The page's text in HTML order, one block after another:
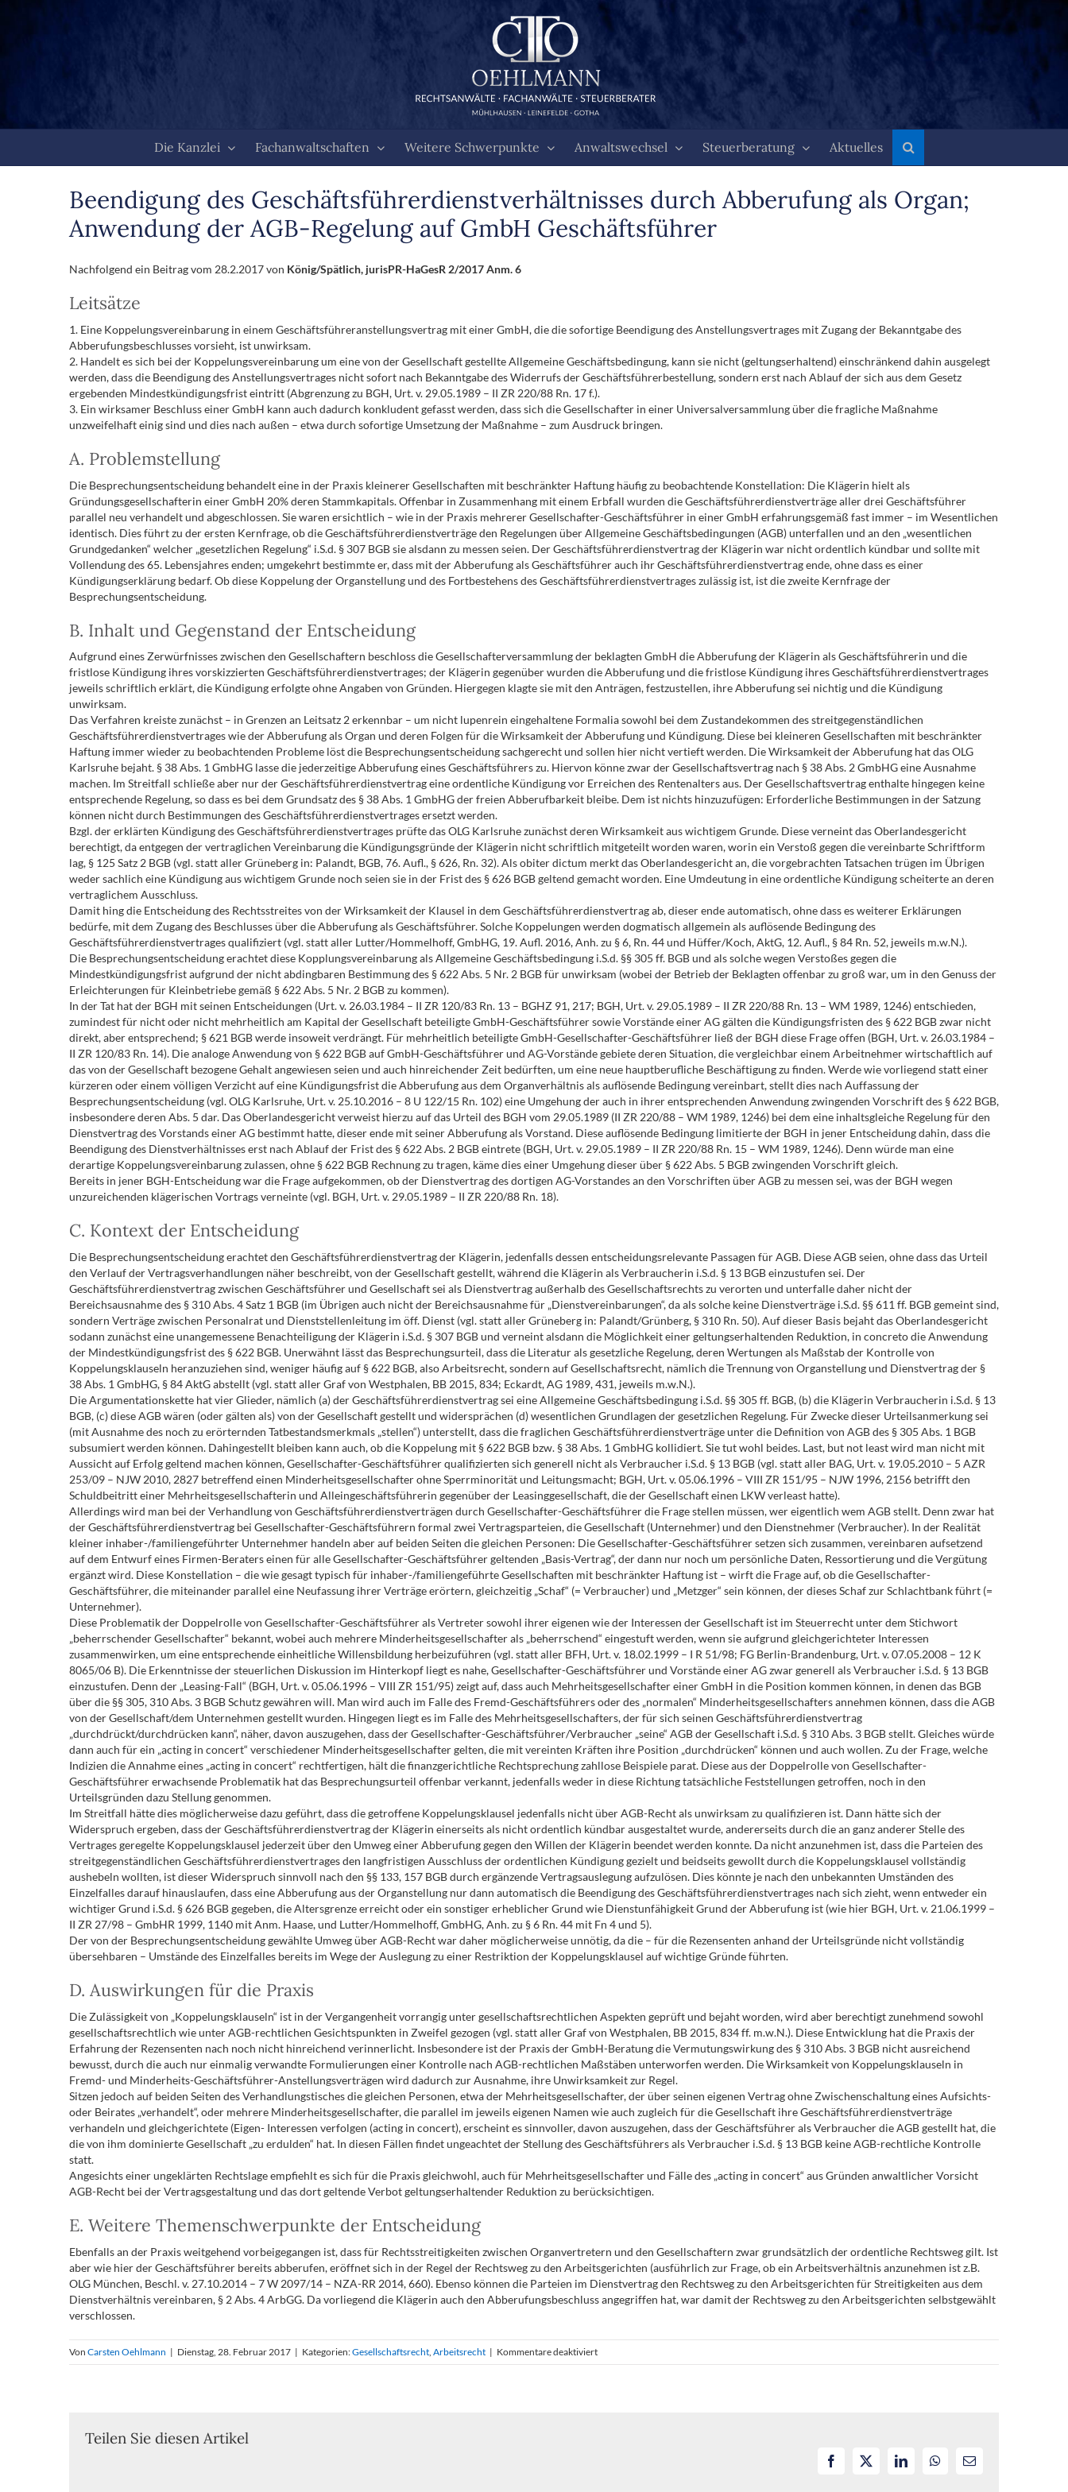
Die Kanzlei Fachanwaltschaften Weitere Schwerpunkte Anwaltswechsel Steuerberatung Aktuelles
Beendigung des Geschäftsführerdienstverhältnisses durch Abberufung als Organ;
Anwendung der AGB-Regelung auf GmbH Geschäftsführer
Nachfolgend ein Beitrag vom 28.2.2017 von König/Spätlich, jurisPR-HaGesR 2/2017 Anm. 6
Leitsätze
1. Eine Koppelungsvereinbarung in einem Geschäftsführeranstellungsvertrag mit einer GmbH, die die sofortige Beendigung des Anstellungsvertrages mit Zugang der Bekanntgabe des
Abberufungsbeschlusses vorsieht, ist unwirksam.
2. Handelt es sich bei der Koppelungsvereinbarung um eine von der Gesellschaft gestellte Allgemeine Geschäftsbedingung, kann sie nicht (geltungserhaltend) einschränkend dahin ausgelegt
werden, dass die Beendigung des Anstellungsvertrages nicht sofort nach Bekanntgabe des Widerrufs der Geschäftsführerbestellung, sondern erst nach Ablauf der sich aus dem Gesetz
ergebenden Mindestkündigungsfrist eintritt (Abgrenzung zu BGH, Urt. v. 29.05.1989 – II ZR 220/88 Rn. 17 f.).
3. Ein wirksamer Beschluss einer GmbH kann auch dadurch konkludent gefasst werden, dass sich die Gesellschafter in einer Universalversammlung über die fragliche Maßnahme
unzweifelhaft einig sind und dies nach außen – etwa durch sofortige Umsetzung der Maßnahme – zum Ausdruck bringen.
A. Problemstellung
Die Besprechungsentscheidung behandelt eine in der Praxis kleinerer Gesellschaften mit beschränkter Haftung häufig zu beobachtende Konstellation: Die Klägerin hielt als
Gründungsgesellschafterin einer GmbH 20% deren Stammkapitals. Offenbar in Zusammenhang mit einem Erbfall wurden die Geschäftsführerdienstverträge aller drei Geschäftsführer
parallel neu verhandelt und abgeschlossen. Sie waren ersichtlich – wie in der Praxis mehrerer Gesellschafter-Geschäftsführer in einer GmbH erfahrungsgemäß fast immer – im Wesentlichen
identisch. Dies führt zu der ersten Kernfrage, ob die Geschäftsführerdienstverträge den Regelungen über Allgemeine Geschäftsbedingungen (AGB) unterfallen und an den „wesentlichen
Grundgedanken“ welcher „gesetzlichen Regelung“ i.S.d. § 307 BGB sie alsdann zu messen seien. Der Geschäftsführerdienstvertrag der Klägerin war nicht ordentlich kündbar und sollte mit
Vollendung des 65. Lebensjahres enden; umgekehrt bestimmte er, dass mit der Abberufung als Geschäftsführer auch ihr Geschäftsführerdienstvertrag ende, ohne dass es einer
Kündigungserklärung bedarf. Ob diese Koppelung der Organstellung und des Fortbestehens des Geschäftsführerdienstvertrages zulässig ist, ist die zweite Kernfrage der
Besprechungsentscheidung.
B. Inhalt und Gegenstand der Entscheidung
Aufgrund eines Zerwürfnisses zwischen den Gesellschaftern beschloss die Gesellschafterversammlung der beklagten GmbH die Abberufung der Klägerin als Geschäftsführerin und die
fristlose Kündigung ihres vorskizzierten Geschäftsführerdienstvertrages; der Klägerin gegenüber wurden die Abberufung und die fristlose Kündigung ihres Geschäftsführerdienstvertrages
jeweils schriftlich erklärt, die Kündigung erfolgte ohne Angaben von Gründen. Hiergegen klagte sie mit den Anträgen, festzustellen, ihre Abberufung sei nichtig und die Kündigung
unwirksam.
Das Verfahren kreiste zunächst – in Grenzen an Leitsatz 2 erkennbar – um nicht lupenrein eingehaltene Formalia sowohl bei dem Zustandekommen des streitgegenständlichen
Geschäftsführerdienstvertrages wie der Abberufung als Organ und deren Folgen für die Wirksamkeit der Abberufung und Kündigung. Diese bei kleineren Gesellschaften mit beschränkter
Haftung immer wieder zu beobachtenden Probleme löst die Besprechungsentscheidung sachgerecht und sollen hier nicht vertieft werden. Die Wirksamkeit der Abberufung hat das OLG
Karlsruhe bejaht. § 38 Abs. 1 GmbHG lasse die jederzeitige Abberufung eines Geschäftsführers zu. Hiervon könne zwar der Gesellschaftsvertrag nach § 38 Abs. 2 GmbHG eine Ausnahme
machen. Im Streitfall schließe aber nur der Geschäftsführerdienstvertrag eine ordentliche Kündigung vor Erreichen des Rentenalters aus. Der Gesellschaftsvertrag enthalte hingegen keine
entsprechende Regelung, so dass es bei dem Grundsatz des § 38 Abs. 1 GmbHG der freien Abberufbarkeit bleibe. Dem ist nichts hinzuzufügen: Erforderliche Bestimmungen in der Satzung
können nicht durch Bestimmungen des Geschäftsführerdienstvertrages ersetzt werden.
Bzgl. der erklärten Kündigung des Geschäftsführerdienstvertrages prüfte das OLG Karlsruhe zunächst deren Wirksamkeit aus wichtigem Grunde. Diese verneint das Oberlandesgericht
berechtigt, da entgegen der vertraglichen Vereinbarung die Kündigungsgründe der Klägerin nicht schriftlich mitgeteilt worden waren, worin ein Verstoß gegen die vereinbarte Schriftform
lag, § 125 Satz 2 BGB (vgl. statt aller Grüneberg in: Palandt, BGB, 76. Aufl., § 626, Rn. 32). Als obiter dictum merkt das Oberlandesgericht an, die vorgebrachten Tatsachen trügen im Übrigen
weder sachlich eine Kündigung aus wichtigem Grunde noch seien sie in der Frist des § 626 BGB geltend gemacht worden. Eine Umdeutung in eine ordentliche Kündigung scheiterte an deren
vertraglichem Ausschluss.
Damit hing die Entscheidung des Rechtsstreites von der Wirksamkeit der Klausel in dem Geschäftsführerdienstvertrag ab, dieser ende automatisch, ohne dass es weiterer Erklärungen
bedürfe, mit dem Zugang des Beschlusses über die Abberufung als Geschäftsführer. Solche Koppelungen werden dogmatisch allgemein als auflösende Bedingung des
Geschäftsführerdienstvertrages qualifiziert (vgl. statt aller Lutter/Hommelhoff, GmbHG, 19. Aufl. 2016, Anh. zu § 6, Rn. 44 und Hüffer/Koch, AktG, 12. Aufl., § 84 Rn. 52, jeweils m.w.N.).
Die Besprechungsentscheidung erachtet diese Kopplungsvereinbarung als Allgemeine Geschäftsbedingung i.S.d. §§ 305 ff. BGB und als solche wegen Verstoßes gegen die
Mindestkündigungsfrist aufgrund der nicht abdingbaren Bestimmung des § 622 Abs. 5 Nr. 2 BGB für unwirksam (wobei der Betrieb der Beklagten offenbar zu groß war, um in den Genuss der
Erleichterungen für Kleinbetriebe gemäß § 622 Abs. 5 Nr. 2 BGB zu kommen).
In der Tat hat der BGH mit seinen Entscheidungen (Urt. v. 26.03.1984 – II ZR 120/83 Rn. 13 – BGHZ 91, 217; BGH, Urt. v. 29.05.1989 – II ZR 220/88 Rn. 13 – WM 1989, 1246) entschieden,
zumindest für nicht oder nicht mehrheitlich am Kapital der Gesellschaft beteiligte GmbH-Geschäftsführer sowie Vorstände einer AG gälten die Kündigungsfristen des § 622 BGB zwar nicht
direkt, aber entsprechend; § 621 BGB werde insoweit verdrängt. Für mehrheitlich beteiligte GmbH-Gesellschafter-Geschäftsführer ließ der BGH diese Frage offen (BGH, Urt. v. 26.03.1984 –
II ZR 120/83 Rn. 14). Die analoge Anwendung von § 622 BGB auf GmbH-Geschäftsführer und AG-Vorstände gebiete deren Situation, die vergleichbar einem Arbeitnehmer wirtschaftlich auf
das von der Gesellschaft bezogene Gehalt angewiesen seien und auch hinreichender Zeit bedürften, um eine neue hauptberufliche Beschäftigung zu finden. Werde wie vorliegend statt einer
kürzeren oder einem völligen Verzicht auf eine Kündigungsfrist die Abberufung aus dem Organverhältnis als auflösende Bedingung vereinbart, stellt dies nach Auffassung der
Besprechungsentscheidung (vgl. OLG Karlsruhe, Urt. v. 25.10.2016 – 8 U 122/15 Rn. 102) eine Umgehung der auch in ihrer entsprechenden Anwendung zwingenden Vorschrift des § 622 BGB,
insbesondere deren Abs. 5 dar. Das Oberlandesgericht verweist hierzu auf das Urteil des BGH vom 29.05.1989 (II ZR 220/88 – WM 1989, 1246) bei dem eine inhaltsgleiche Regelung für den
Dienstvertrag des Vorstands einer AG bestimmt hatte, dieser ende mit seiner Abberufung als Vorstand. Diese auflösende Bedingung limitierte der BGH in jener Entscheidung dahin, dass die
Beendigung des Dienstverhältnisses erst nach Ablauf der Frist des § 622 Abs. 2 BGB eintrete (BGH, Urt. v. 29.05.1989 – II ZR 220/88 Rn. 15 – WM 1989, 1246). Denn würde man eine
derartige Koppelungsvereinbarung zulassen, ohne § 622 BGB Rechnung zu tragen, käme dies einer Umgehung dieser über § 622 Abs. 5 BGB zwingenden Vorschrift gleich.
Bereits in jener BGH-Entscheidung war die Frage aufgekommen, ob der Dienstvertrag des dortigen AG-Vorstandes an den Vorschriften über AGB zu messen sei, was der BGH wegen
unzureichenden klägerischen Vortrags verneinte (vgl. BGH, Urt. v. 29.05.1989 – II ZR 220/88 Rn. 18).
C. Kontext der Entscheidung
Die Besprechungsentscheidung erachtet den Geschäftsführerdienstvertrag der Klägerin, jedenfalls dessen entscheidungsrelevante Passagen für AGB. Diese AGB seien, ohne dass das Urteil
den Verlauf der Vertragsverhandlungen näher beschreibt, von der Gesellschaft gestellt, während die Klägerin als Verbraucherin i.S.d. § 13 BGB einzustufen sei. Der
Geschäftsführerdienstvertrag zwischen Geschäftsführer und Gesellschaft sei als Dienstvertrag außerhalb des Gesellschaftsrechts zu verorten und unterfalle daher nicht der
Bereichsausnahme des § 310 Abs. 4 Satz 1 BGB (im Übrigen auch nicht der Bereichsausnahme für „Dienstvereinbarungen“, da als solche keine Dienstverträge i.S.d. §§ 611 ff. BGB gemeint sind,
sondern Verträge zwischen Personalrat und Dienststellenleitung im öff. Dienst (vgl. statt aller Grüneberg in: Palandt/Grünberg, § 310 Rn. 50). Auf dieser Basis bejaht das Oberlandesgericht
sodann zunächst eine unangemessene Benachteiligung der Klägerin i.S.d. § 307 BGB und verneint alsdann die Möglichkeit einer geltungserhaltenden Reduktion, in concreto die Anwendung
der Mindestkündigungsfrist des § 622 BGB. Unerwähnt lässt das Besprechungsurteil, dass die Literatur als gesetzliche Regelung, deren Wertungen als Maßstab der Kontrolle von
Koppelungsklauseln heranzuziehen sind, weniger häufig auf § 622 BGB, also Arbeitsrecht, sondern auf Gesellschaftsrecht, nämlich die Trennung von Organstellung und Dienstvertrag der §
38 Abs. 1 GmbHG, § 84 AktG abstellt (vgl. statt aller Graf von Westphalen, BB 2015, 834; Eckardt, AG 1989, 431, jeweils m.w.N.).
Die Argumentationskette hat vier Glieder, nämlich (a) der Geschäftsführerdienstvertrag sei eine Allgemeine Geschäftsbedingung i.S.d. §§ 305 ff. BGB, (b) die Klägerin Verbraucherin i.S.d. § 13
BGB, (c) diese AGB wären (oder gälten als) von der Gesellschaft gestellt und widersprächen (d) wesentlichen Grundlagen der gesetzlichen Regelung. Für Zwecke dieser Urteilsanmerkung sei
(mit Ausnahme des noch zu erörternden Tatbestandsmerkmals „stellen“) unterstellt, dass die fraglichen Geschäftsführerdienstverträge unter die Definition von AGB des § 305 Abs. 1 BGB
subsumiert werden können. Dahingestellt bleiben kann auch, ob die Koppelung mit § 622 BGB bzw. § 38 Abs. 1 GmbHG kollidiert. Sie tut wohl beides. Last, but not least wird man nicht mit
Aussicht auf Erfolg geltend machen können, Gesellschafter-Geschäftsführer qualifizierten sich generell nicht als Verbraucher i.S.d. § 13 BGB (vgl. statt aller BAG, Urt. v. 19.05.2010 – 5 AZR
253/09 – NJW 2010, 2827 betreffend einen Minderheitsgesellschafter ohne Sperrminorität und Leitungsmacht; BGH, Urt. v. 05.06.1996 – VIII ZR 151/95 – NJW 1996, 2156 betrifft den
Schuldbeitritt einer Mehrheitsgesellschafterin und Alleingeschäftsführerin gegenüber der Leasinggesellschaft, die der Gesellschaft einen LKW verleast hatte).
Allerdings wird man bei der Verhandlung von Geschäftsführerdienstverträgen durch Gesellschafter-Geschäftsführer die Frage stellen müssen, wer eigentlich wem AGB stellt. Denn zwar hat
der Geschäftsführerdienstvertrag bei Gesellschafter-Geschäftsführern formal zwei Vertragsparteien, die Gesellschaft (Unternehmer) und den Dienstnehmer (Verbraucher). In der Realität
kleiner inhaber-/familiengeführter Unternehmer handeln aber auf beiden Seiten die gleichen Personen: Die Gesellschafter-Geschäftsführer setzen sich zusammen, vereinbaren aufsetzend
auf dem Entwurf eines Firmen-Beraters einen für alle Gesellschafter-Geschäftsführer geltenden „Basis-Vertrag“, der dann nur noch um persönliche Daten, Ressortierung und die Vergütung
ergänzt wird. Diese Konstellation – die wie gesagt typisch für inhaber-/familiengeführte Gesellschaften mit beschränkter Haftung ist – wirft die Frage auf, ob die Gesellschafter-
Geschäftsführer, die miteinander parallel eine Neufassung ihrer Verträge erörtern, gleichzeitig „Schaf“ (= Verbraucher) und „Metzger“ sein können, der dieses Schaf zur Schlachtbank führt (=
Unternehmer).
Diese Problematik der Doppelrolle von Gesellschafter-Geschäftsführer als Vertreter sowohl ihrer eigenen wie der Interessen der Gesellschaft ist im Steuerrecht unter dem Stichwort
„beherrschender Gesellschafter“ bekannt, wobei auch mehrere Minderheitsgesellschafter als „beherrschend“ eingestuft werden, wenn sie aufgrund gleichgerichteter Interessen
zusammenwirken, um eine entsprechende einheitliche Willensbildung herbeizuführen (vgl. statt aller BFH, Urt. v. 18.02.1999 – I R 51/98; FG Berlin-Brandenburg, Urt. v. 07.05.2008 – 12 K
8065/06 B). Die Erkenntnisse der steuerlichen Diskussion im Hinterkopf liegt es nahe, Gesellschafter-Geschäftsführer und Vorstände einer AG zwar generell als Verbraucher i.S.d. § 13 BGB
einzustufen. Denn der „Leasing-Fall“ (BGH, Urt. v. 05.06.1996 – VIII ZR 151/95) zeigt auf, dass auch Mehrheitsgesellschafter einer GmbH in die Position kommen können, in denen das BGB
über die §§ 305, 310 Abs. 3 BGB Schutz gewähren will. Man wird auch im Falle des Fremd-Geschäftsführers oder des „normalen“ Minderheitsgesellschafters annehmen können, dass die AGB
von der Gesellschaft/dem Unternehmen gestellt wurden. Hingegen liegt es im Falle des Mehrheitsgesellschafters, der für sich seinen Geschäftsführerdienstvertrag
„durchdrückt/durchdrücken kann“, näher, davon auszugehen, dass der Gesellschafter-Geschäftsführer/Verbraucher „seine“ AGB der Gesellschaft i.S.d. § 310 Abs. 3 BGB stellt. Gleiches würde
dann auch für ein „acting in concert“ verschiedener Minderheitsgesellschafter gelten, die mit vereinten Kräften ihre Position „durchdrücken“ können und auch wollen. Zu der Frage, welche
Indizien die Annahme eines „acting in concert“ rechtfertigen, hält die finanzgerichtliche Rechtsprechung zahllose Beispiele parat. Diese aus der Doppelrolle von Gesellschafter-
Geschäftsführer erwachsende Problematik hat das Besprechungsurteil offenbar verkannt, jedenfalls weder in diese Richtung tatsächliche Feststellungen getroffen, noch in den
Urteilsgründen dazu Stellung genommen.
Im Streitfall hätte dies möglicherweise dazu geführt, dass die getroffene Koppelungsklausel jedenfalls nicht über AGB-Recht als unwirksam zu qualifizieren ist. Dann hätte sich der
Widerspruch ergeben, dass der Geschäftsführerdienstvertrag der Klägerin einerseits als nicht ordentlich kündbar ausgestaltet wurde, andererseits durch die an ganz anderer Stelle des
Vertrages geregelte Koppelungsklausel jederzeit über den Umweg einer Abberufung gegen den Willen der Klägerin beendet werden konnte. Da nicht anzunehmen ist, dass die Parteien des
streitgegenständlichen Geschäftsführerdienstvertrages den langfristigen Ausschluss der ordentlichen Kündigung gezielt und beidseits gewollt durch die Koppelungsklausel vollständig
aushebeln wollten, ist dieser Widerspruch sinnvoll nach den §§ 133, 157 BGB durch ergänzende Vertragsauslegung aufzulösen. Dies könnte je nach den unbekannten Umständen des
Einzelfalles darauf hinauslaufen, dass eine Abberufung aus der Organstellung nur dann automatisch die Beendigung des Geschäftsführerdienstvertrages nach sich zieht, wenn entweder ein
wichtiger Grund i.S.d. § 626 BGB gegeben, die Altersgrenze erreicht oder ein sonstiger erheblicher Grund wie Dienstunfähigkeit Grund der Abberufung ist (wie hier BGH, Urt. v. 21.06.1999 –
II ZR 27/98 – GmbHR 1999, 1140 mit Anm. Haase, und Lutter/Hommelhoff, GmbHG, Anh. zu § 6 Rn. 44 mit Fn 4 und 5).
Der von der Besprechungsentscheidung gewählte Umweg über AGB-Recht war daher möglicherweise unnötig, da die – für die Rezensenten anhand der Urteilsgründe nicht vollständig
übersehbaren – Umstände des Einzelfalles bereits im Wege der Auslegung zu einer Restriktion der Koppelungsklausel auf wichtige Gründe führten.
D. Auswirkungen für die Praxis
Die Zulässigkeit von „Koppelungsklauseln“ ist in der Vergangenheit vorrangig unter gesellschaftsrechtlichen Aspekten geprüft und bejaht worden, wird aber berechtigt zunehmend sowohl
gesellschaftsrechtlich wie unter AGB-rechtlichen Gesichtspunkten in Zweifel gezogen (vgl. statt aller Graf von Westphalen, BB 2015, 834 ff. m.w.N.). Diese Entwicklung hat die Praxis der
Erfahrung der Rezensenten nach noch nicht hinreichend verinnerlicht. Insbesondere ist der Praxis der GmbH-Beratung die Vermutungswirkung des § 310 Abs. 3 BGB nicht ausreichend
bewusst, durch die auch nur einmalig verwandte Formulierungen einer Kontrolle nach AGB-rechtlichen Maßstäben unterworfen werden. Die Wirksamkeit von Koppelungsklauseln in
Fremd- und Minderheits-Geschäftsführer-Anstellungsverträgen wird dadurch zur Ausnahme, ihre Unwirksamkeit zur Regel.
Sitzen jedoch auf beiden Seiten des Verhandlungstisches die gleichen Personen, etwa der Mehrheitsgesellschafter, der über seinen eigenen Vertrag ohne Zwischenschaltung eines Aufsichts-
oder Beirates „verhandelt“, oder mehrere Minderheitsgesellschafter, die parallel im jeweils eigenen Namen wie auch zugleich für die Gesellschaft ihre Geschäftsführerdienstverträge
verhandeln und gleichgerichtete (Eigen- Interessen verfolgen (acting in concert), erscheint es sinnvoller, davon auszugehen, dass der Geschäftsführer als Verbraucher die AGB gestellt hat, die
die von ihm dominierte Gesellschaft „zu erdulden“ hat. In diesen Fällen findet ungeachtet der Stellung des Geschäftsführers als Verbraucher i.S.d. § 13 BGB keine AGB-rechtliche Kontrolle
statt.
Angesichts einer ungeklärten Rechtslage empfiehlt es sich für die Praxis gleichwohl, auch für Mehrheitsgesellschafter und Fälle des „acting in concert“ aus Gründen anwaltlicher Vorsicht
AGB-Recht bei der Vertragsgestaltung und das dort geltende Verbot geltungserhaltender Reduktion zu berücksichtigen.
E. Weitere Themenschwerpunkte der Entscheidung
Ebenfalls an der Praxis weitgehend vorbeigegangen ist, dass für Rechtsstreitigkeiten zwischen Organvertretern und den Gesellschaftern zwar grundsätzlich der ordentliche Rechtsweg gilt. Ist
aber wie hier der Geschäftsführer bereits abberufen, eröffnet sich in der Regel der Rechtsweg zu den Arbeitsgerichten (ausführlich zur Frage, ob ein Arbeitsverhältnis anzunehmen ist z.B.
OLG München, Beschl. v. 27.10.2014 – 7 W 2097/14 – NZA-RR 2014, 660). Ebenso können die Parteien im Dienstvertrag den Rechtsweg zu den Arbeitsgerichten für Streitigkeiten aus dem
Dienstverhältnis vereinbaren, § 2 Abs. 4 ArbGG. Da vorliegend die Klägerin auch den Abberufungsbeschluss angegriffen hat, war damit der Rechtsweg zu den Arbeitsgerichten selbstgewählt
verschlossen.
Von Carsten Oehlmann | Dienstag, 28. Februar 2017 | Kategorien:Gesellschaftsrecht Arbeitsrecht | Kommentare deaktiviertfür
Beendigung
Teilen Sie diesen Artikel
Facebook LinkedInWhatsApp
E-